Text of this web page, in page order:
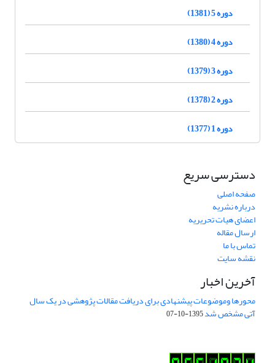
دوره 5 (1381)
دوره 4 (1380)
دوره 3 (1379)
دوره 2 (1378)
دوره 1 (1377)
دسترسی سریع
صفحه اصلی
درباره نشریه
اعضای هیات تحریریه
ارسال مقاله
تماس با ما
نقشه سایت
آخرین اخبار
محورها وموضوعات پیشنهادی برای دریافت مقالات پژوهشی در یک سال
آتی مشخص شد1395-10-07